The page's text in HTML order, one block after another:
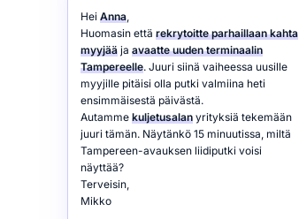
Hei Anna
Huomasin että rekrytoitte parhaillaan kahta
myyjää ja avaatte uuden terminaalin
Tampereelle. Juuri siinä vaiheessa uusille
myyjille pitäisi olla putki valmiina heti
ensimmäisestä päivästä.
Autamme kuljetusalan yrityksiä tekemään
juuri tämän. Näytänkö 15 minuutissa, miltä
Tampereen-avauksen liidiputki voisi
näyttää?
Terveisin,
Mikko